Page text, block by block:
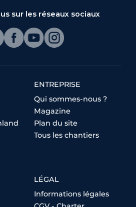
sur les réseaux sociaux
ENTREPRISE
Qui sommes-nous ?
Magazine
Plan du site
Tous les chantiers
LÉGAL
Informations légales